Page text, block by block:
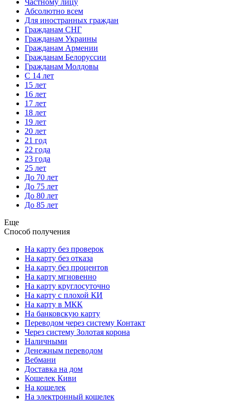
Частному лицу
Абсолютно всем
Для иностранных граждан
Гражданам СНГ
Гражданам Украины
Гражданам Армении
Гражданам Белоруссии
Гражданам Молдовы
С 14 лет
15 лет
16 лет
17 лет
18 лет
19 лет
20 лет
21 год
22 года
23 года
25 лет
До 70 лет
До 75 лет
До 80 лет
До 85 лет
Еще
Способ получения
На карту без проверок
На карту без отказа
На карту без процентов
На карту мгновенно
На карту круглосуточно
На карту с плохой КИ
На карту в МКК
На банковскую карту
Переводом через систему Контакт
Через систему Золотая корона
Наличными
Денежным переводом
Вебмани
Доставка на дом
Кошелек Киви
На кошелек
На электронный кошелек